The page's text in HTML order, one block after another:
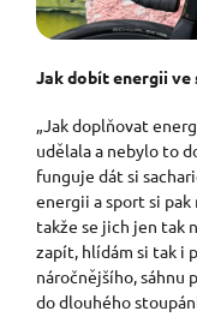
Jak dobít energii ve
„Jak doplňovat
udělala a nebylo to
funguje dát si
energii a sport si
takže se jich jen tak
zapít, hlídám si tak i
náročnějšího, sáhnu
do dlouhého